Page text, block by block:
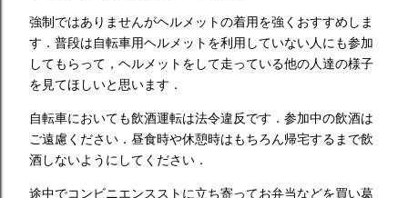
強制ではありませんがヘルメットの着用を強くおすすめしま
す．普段は自転車用ヘルメットを利用していない人にも参加
してもらって，ヘルメットをして走っている他の人達の様子
を見てほしいと思います．
自転車においても飲酒運転は法令違反です．参加中の飲酒は
ご遠慮ください．昼食時や休憩時はもちろん帰宅するまで飲
酒しないようにしてください．
途中でコンビニエンスストに立ち寄ってお弁当などを買い葛